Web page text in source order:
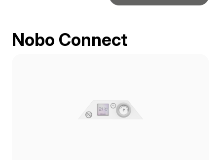
Nobo Connect